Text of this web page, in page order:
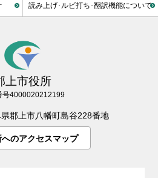
読み上げ･ルビ打ち･翻訳機能について
上市役所
号4000020212199
郡上市八幡町島谷228番地
のアクセスマップ